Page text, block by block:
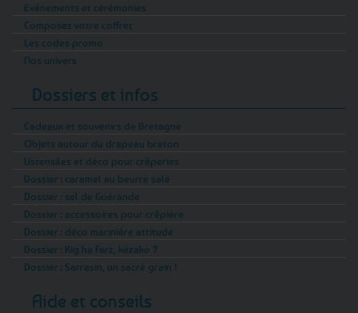
Evénements et cérémonies
Composez votre coffret
Les codes promo
Nos univers
Dossiers et infos
Cadeaux et souvenirs de Bretagne
Objets autour du drapeau breton
Ustensiles et déco pour crêperies
Dossier : caramel au beurre salé
Dossier : sel de Guérande
Dossier : accessoires pour crêpière
Dossier : déco marinière attitude
Dossier : Kig ha Farz, kézako ?
Dossier : Sarrasin, un sacré grain !
Aide et conseils